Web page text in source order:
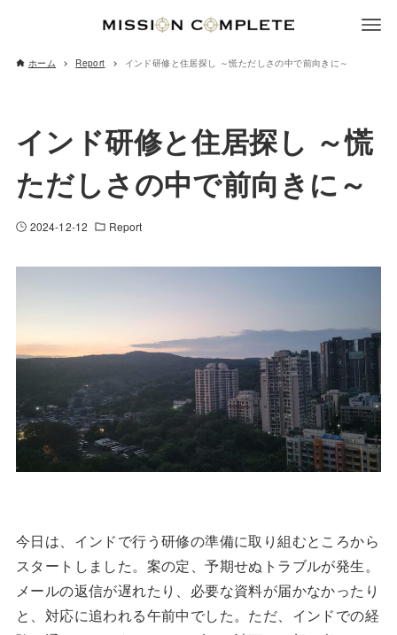
ホーム Report インド研修と住居探し ～慌ただしさの中で前向きに～
インド研修と住居探し ～慌
ただしさの中で前向きに～
2024-12-12 Report
今日は、インドで行う研修の準備に取り組むところから
スタートしました。案の定、予期せぬトラブルが発生。
メールの返信が遅れたり、必要な資料が届かなかったり
と、対応に追われる午前中でした。ただ、インドでの経